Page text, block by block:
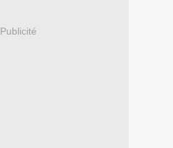
Publicité